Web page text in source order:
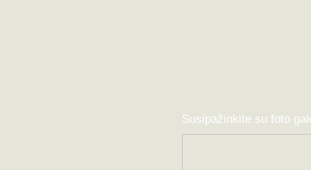
Susipažinkite su foto